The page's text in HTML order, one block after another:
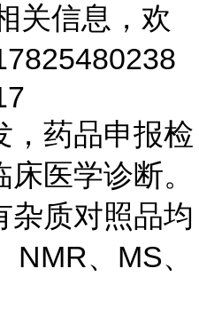
关信息，欢
，药品申报检
医学诊断。
杂质对照品均
NMR、MS、